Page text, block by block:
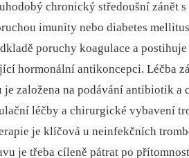
chronický středoušní zánět
imunity nebo diabetes
poruchy koagulace a
hormonální antikoncepci. Léčba
je založena na podávání antibiotik a
léčby a chirurgické vybavení
je klíčová u neinfekčních
je třeba cíleně pátrat po